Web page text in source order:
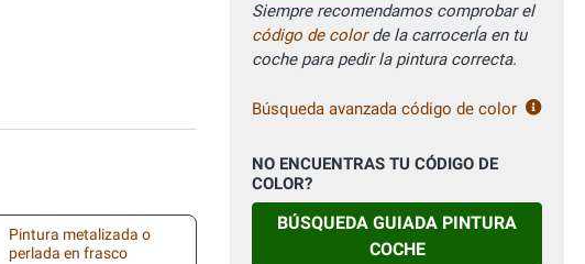
Pintura metalizada o
perlada en frasco
Siempre recomendamos comprobar el
código de colorde la carrocerÍa en tu
coche para pedir la pintura correcta.
Búsqueda avanzada código de color
NO ENCUENTRAS TU CÓDIGO DE
COLOR?
BÚSQUEDA GUIADA PINTURA
COCHE